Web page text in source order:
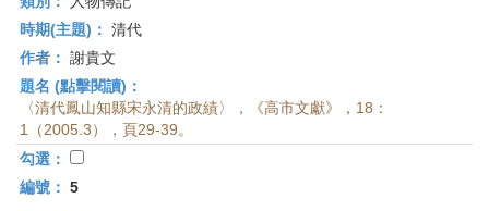
時期(主題)： 清代
作者： 謝貴文
題名 (點擊閱讀)：
〈清代鳳山知縣宋永清的政績〉，《高市文獻》，18：
1（2005.3），頁29-39。
勾選：
編號： 5